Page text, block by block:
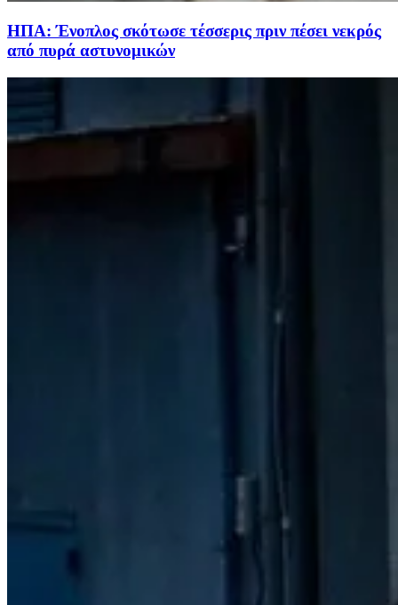
ΗΠΑ: Ένοπλος σκότωσε τέσσερις πριν πέσει νεκρός
από πυρά αστυνομικών